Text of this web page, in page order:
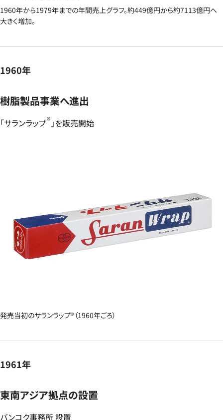
1960年から1979年までの年間売上グラフ。約449億円から約7113億円へ
大きく増加。
1960年
樹脂製品事業へ進出​
「サランラップ®」を販売開始​
発売当初のサランラップ®（1960年ごろ）
1961年
東南アジア拠点の設置​
バンコク事務所 設置​